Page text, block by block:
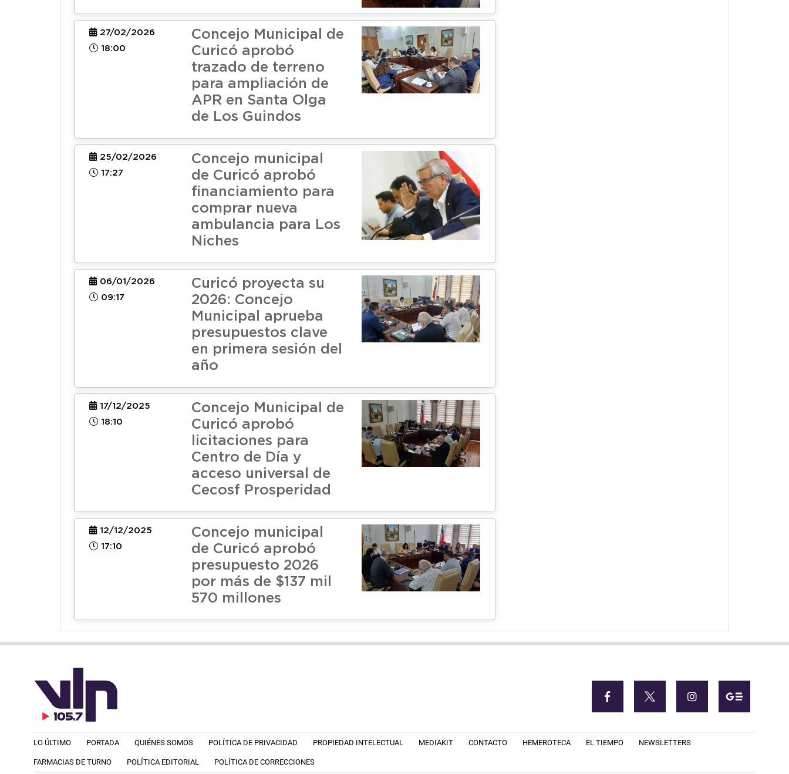
27/02/2026
18:00
Concejo Municipal de
Curicó aprobó
trazado de terreno
para ampliación de
APR en Santa Olga
de Los Guindos
25/02/2026
17:27
Concejo municipal
de Curicó aprobó
financiamiento para
comprar nueva
ambulancia para Los
Niches
06/01/2026
09:17
Curicó proyecta su
2026: Concejo
Municipal aprueba
presupuestos clave
en primera sesión del
año
17/12/2025
18:10
Concejo Municipal de
Curicó aprobó
licitaciones para
Centro de Día y
acceso universal de
Cecosf Prosperidad
12/12/2025
17:10
Concejo municipal
de Curicó aprobó
presupuesto 2026
por más de $137 mil
570 millones
LO ÚLTIMO PORTADA QUIÉNES SOMOS POLÍTICA DE PRIVACIDAD PROPIEDAD INTELECTUAL MEDIAKIT CONTACTO HEMEROTECA EL TIEMPO NEWSLETTERS
FARMACIAS DE TURNO POLÍTICA EDITORIAL POLÍTICA DE CORRECCIONES